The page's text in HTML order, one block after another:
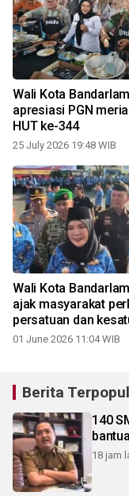
Wali Kota
apresiasi PGN
HUT ke-344
25 July 2026 19:48 WIB
Wali Kota
ajak masyarakat
persatuan dan
01 June 2026 11:04 WIB
Berita
140
18 jam